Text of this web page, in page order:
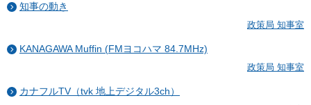
知事の動き
政策局 知事室
KANAGAWA Muffin (FMヨコハマ 84.7MHz)
政策局 知事室
カナフルTV（tvk 地上デジタル3ch）